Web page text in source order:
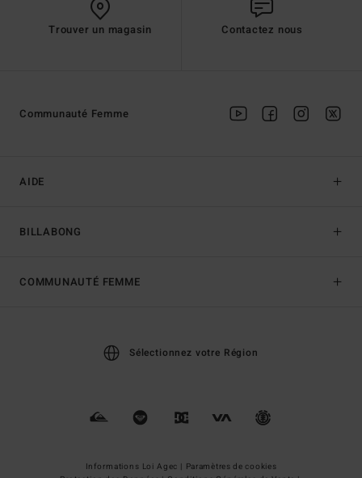
Trouver un magasin Contactez nous
AIDE
BILLABONG
Communauté Femme
COMMUNAUTÉ FEMME
Sélectionnez votre Région
Informations Loi Agec | Paramètres de cookies